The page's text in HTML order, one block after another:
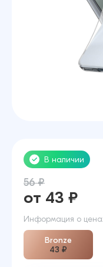
В наличии
56 ₽
от 43 ₽
Информация о
Bronze
43 ₽